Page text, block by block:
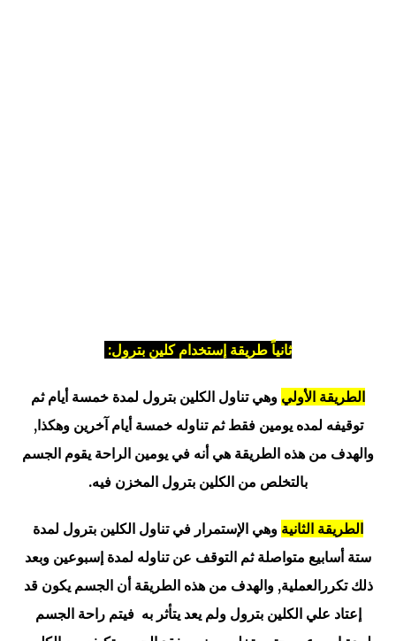
ثانياً طريقة إستخدام كلين بترول:
الطريقة الأولي وهي تناول الكلين بترول لمدة خمسة أيام ثم
توقيفه لمده يومين فقط ثم تناوله خمسة أيام آخرين وهكذا,
والهدف من هذه الطريقة هي أنه في يومين الراحة يقوم الجسم
بالتخلص من الكلين بترول المخزن فيه.
الطريقة الثانية وهي الإستمرار في تناول الكلين بترول لمدة
ستة أسابيع متواصلة ثم التوقف عن تناوله لمدة إسبوعين وبعد
ذلك تكررالعملية, والهدف من هذه الطريقة أن الجسم يكون قد
إعتاد علي الكلين بترول ولم يعد يتأثر به فيتم راحة الجسم